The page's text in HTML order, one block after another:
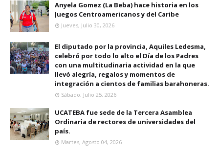
Anyela Gomez (La Beba) hace historia en los
Juegos Centroamericanos y del Caribe
Jueves, Julio 30, 2026
El diputado por la provincia, Aquiles Ledesma,
celebró por todo lo alto el Día de los Padres
con una multitudinaria actividad en la que
llevó alegría, regalos y momentos de
integración a cientos de familias barahoneras.
Sábado, Julio 25, 2026
UCATEBA fue sede de la Tercera Asamblea
Ordinaria de rectores de universidades del
país.
Martes, Agosto 04, 2026